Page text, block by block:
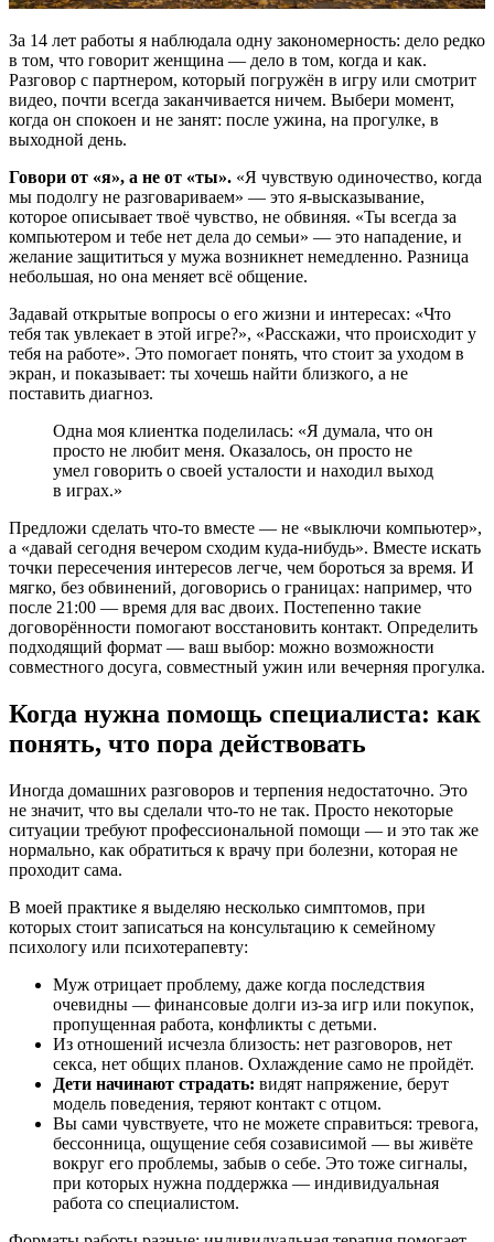
За 14 лет работы я наблюдала одну закономерность: дело редко
в том, что говорит женщина — дело в том, когда и как.
Разговор с партнером, который погружён в игру или смотрит
видео, почти всегда заканчивается ничем. Выбери момент,
когда он спокоен и не занят: после ужина, на прогулке, в
выходной день.
Говори от «я», а не от «ты». «Я чувствую одиночество, когда
мы подолгу не разговариваем» — это я-высказывание,
которое описывает твоё чувство, не обвиняя. «Ты всегда за
компьютером и тебе нет дела до семьи» — это нападение, и
желание защититься у мужа возникнет немедленно. Разница
небольшая, но она меняет всё общение.
Задавай открытые вопросы о его жизни и интересах: «Что
тебя так увлекает в этой игре?», «Расскажи, что происходит у
тебя на работе». Это помогает понять, что стоит за уходом в
экран, и показывает: ты хочешь найти близкого, а не
поставить диагноз.
Одна моя клиентка поделилась: «Я думала, что он
просто не любит меня. Оказалось, он просто не
умел говорить о своей усталости и находил выход
в играх.»
Предложи сделать что-то вместе — не «выключи компьютер»,
а «давай сегодня вечером сходим куда-нибудь». Вместе искать
точки пересечения интересов легче, чем бороться за время. И
мягко, без обвинений, договорись о границах: например, что
после 21:00 — время для вас двоих. Постепенно такие
договорённости помогают восстановить контакт. Определить
подходящий формат — ваш выбор: можно возможности
совместного досуга, совместный ужин или вечерняя прогулка.
Когда нужна помощь специалиста: как
понять, что пора действовать
Иногда домашних разговоров и терпения недостаточно. Это
не значит, что вы сделали что-то не так. Просто некоторые
ситуации требуют профессиональной помощи — и это так же
нормально, как обратиться к врачу при болезни, которая не
проходит сама.
В моей практике я выделяю несколько симптомов, при
которых стоит записаться на консультацию к семейному
психологу или психотерапевту:
Муж отрицает проблему, даже когда последствия
очевидны — финансовые долги из-за игр или покупок,
пропущенная работа, конфликты с детьми.
Из отношений исчезла близость: нет разговоров, нет
секса, нет общих планов. Охлаждение само не пройдёт.
Дети начинают страдать: видят напряжение, берут
модель поведения, теряют контакт с отцом.
Вы сами чувствуете, что не можете справиться: тревога,
бессонница, ощущение себя созависимой — вы живёте
вокруг его проблемы, забыв о себе. Это тоже сигналы,
при которых нужна поддержка — индивидуальная
работа со специалистом.